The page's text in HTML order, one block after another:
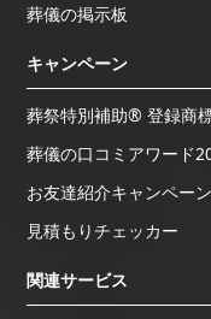
葬儀の掲示板
キャンペーン
葬祭特別補助® 登録商
葬儀の口コミアワード
お友達紹介キャンペーン
見積もりチェッカー
関連サービス